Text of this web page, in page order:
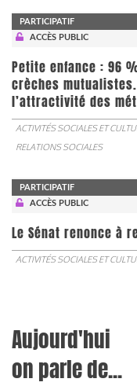
PARTICIPATIF
ACCÈS PUBLIC
Petite enfance : 96
crèches
l’attractivité des
ACTIVITÉS SOCIALES ET
RELATIONS SOCIALES
PARTICIPATIF
ACCÈS PUBLIC
Le Sénat renonce à
ACTIVITÉS SOCIALES ET
Aujourd'hui
on parle de...